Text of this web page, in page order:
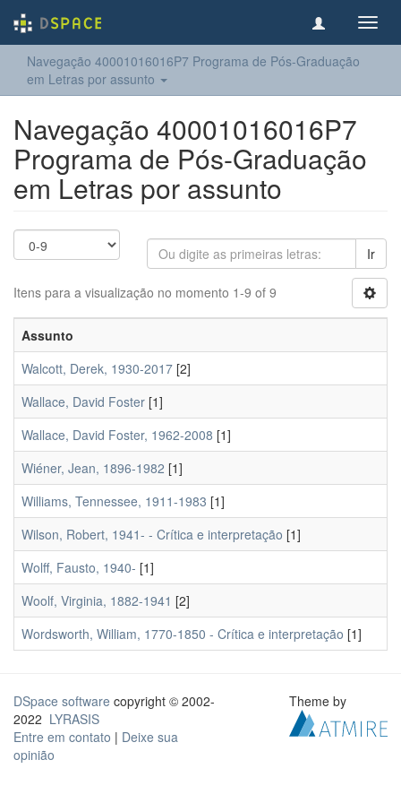
Navegação 40001016016P7 Programa de Pós-Graduação
em Letras por assunto
Navegação 40001016016P7
Programa de Pós-Graduação
em Letras por assunto
Ir
Itens para a visualização no momento 1-9 of 9
Assunto
Walcott, Derek, 1930-2017 [2]
Wallace, David Foster [1]
Wallace, David Foster, 1962-2008 [1]
Wiéner, Jean, 1896-1982 [1]
Williams, Tennessee, 1911-1983 [1]
Wilson, Robert, 1941- - Crítica e interpretação [1]
Wolff, Fausto, 1940- [1]
Woolf, Virginia, 1882-1941 [2]
Wordsworth, William, 1770-1850 - Crítica e interpretação [1]
DSpace software copyright © 2002-
2022 LYRASIS
Entre em contato | Deixe sua
opinião
Theme by